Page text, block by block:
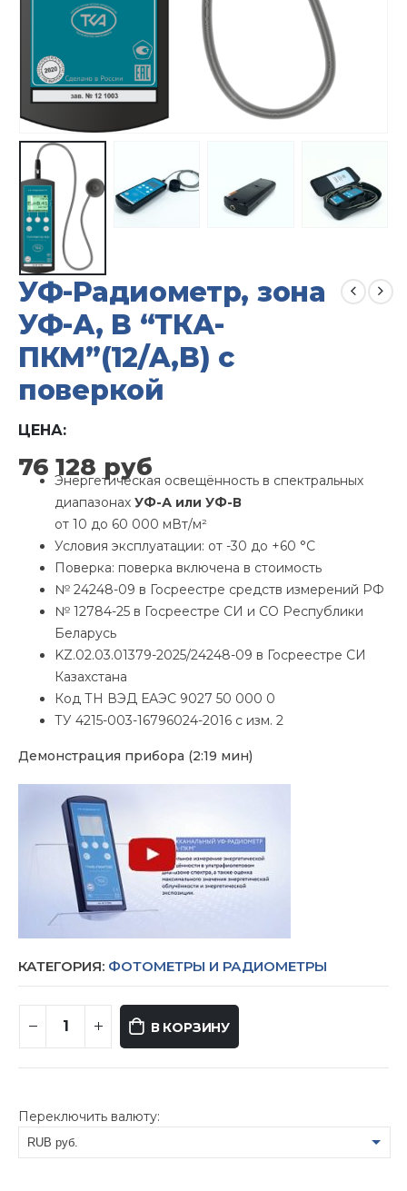
УФ-Радиометр, зона
УФ-А, B “ТКА-
ПКМ”(12/A,B) с
поверкой
ЦЕНА:
76 128 руб
Энергетическая освещённость в спектральных
диапазонах УФ-А или УФ-В
от 10 до 60 000 мВт/м²
Условия эксплуатации: от -30 до +60 °С
Поверка: поверка включена в стоимость
№ 24248-09 в Госреестре средств измерений РФ
№ 12784-25 в Госреестре СИ и СО Республики
Беларусь
KZ.02.03.01379-2025/24248-09 в Госреестре СИ
Казахстана
Код ТН ВЭД ЕАЭС 9027 50 000 0
ТУ 4215-003-16796024-2016 с изм. 2
Демонстрация прибора (2:19 мин)
КАТЕГОРИЯ: ФОТОМЕТРЫ И РАДИОМЕТРЫ
В КОРЗИНУ
Переключить валюту:
RUB руб.